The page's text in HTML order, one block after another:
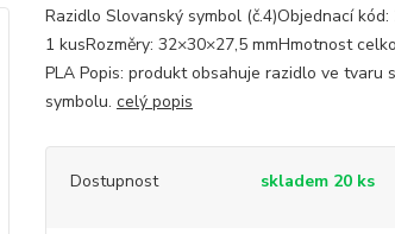
Razidlo Slovanský symbol (č.4)Objednací
1 kusRozměry: 32×30×27,5 mmHmotnost
PLA Popis: produkt obsahuje razidlo ve tvaru
symbolu. celý popis
Dostupnost skladem 20 ks